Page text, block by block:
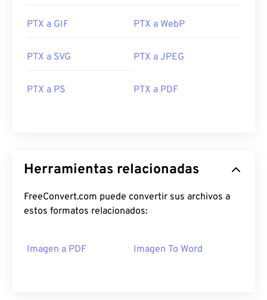
PTX a GIF PTX a WebP
PTX a SVG PTX a JPEG
PTX a PS PTX a PDF
Herramientas relacionadas
FreeConvert.com puede convertir sus archivos a
estos formatos relacionados:
Imagen a PDF Imagen To Word